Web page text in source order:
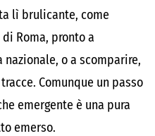
lì brulicante, come
Roma, pronto a
o a scomparire,
Comunque un passo
emergente è una pura
emerso.